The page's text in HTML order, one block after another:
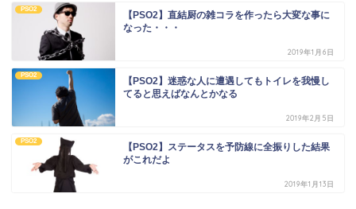
PSO2
【PSO2】直結厨の雑コラを作ったら大変な事に
なった・・・
2019年1月6日
PSO2
【PSO2】迷惑な人に遭遇してもトイレを我慢し
てると思えばなんとかなる
2019年2月5日
PSO2
【PSO2】ステータスを予防線に全振りした結果
がこれだよ
2019年1月13日